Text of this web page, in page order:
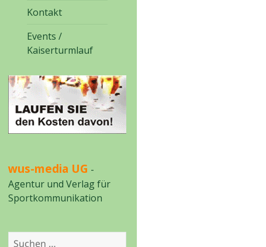
Kontakt
Events /
Kaiserturmlauf
wus-media UG -
Agentur und Verlag für
Sportkommunikation
Suchen